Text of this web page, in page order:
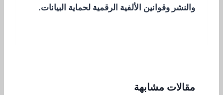
والنشر وقوانين الألفية الرقمية لحماية البيانات.
مقالات مشابهة